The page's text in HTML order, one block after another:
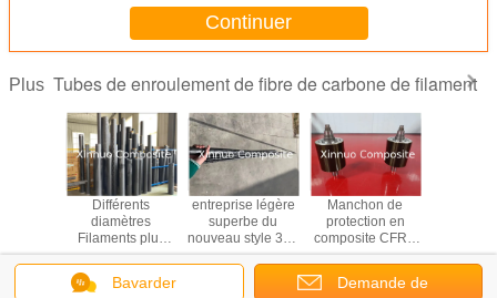
Continuer
Plus Tubes de enroulement de fibre de carbone de filament
plaque
40
Différents
diamètres
Filaments plus
longs Tubes en
fibres de carbone
fabriqués sur
entreprise légère
superbe du
nouveau style 370
400 430 la
nouvelle fibre de
Manchon de
protection en
composite CFRP
pour rotors à
permanents à
Bavarder Demande de
Changez la langue